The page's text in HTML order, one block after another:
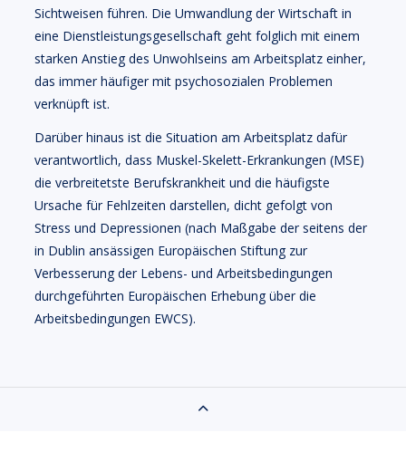
Sichtweisen führen. Die Umwandlung der Wirtschaft in
eine Dienstleistungsgesellschaft geht folglich mit einem
starken Anstieg des Unwohlseins am Arbeitsplatz einher,
das immer häufiger mit psychosozialen Problemen
verknüpft ist.
Darüber hinaus ist die Situation am Arbeitsplatz dafür
verantwortlich, dass Muskel-Skelett-Erkrankungen (MSE)
die verbreitetste Berufskrankheit und die häufigste
Ursache für Fehlzeiten darstellen, dicht gefolgt von
Stress und Depressionen (nach Maßgabe der seitens der
in Dublin ansässigen Europäischen Stiftung zur
Verbesserung der Lebens- und Arbeitsbedingungen
durchgeführten Europäischen Erhebung über die
Arbeitsbedingungen EWCS).